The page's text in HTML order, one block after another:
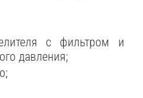
с фильтром и
давления;